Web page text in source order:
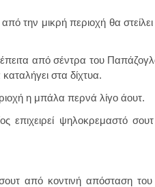
την μικρή περιοχή θα
από σέντρα του
στα δίχτυα.
η μπάλα περνά λίγο άουτ.
επιχειρεί ψηλοκρεμαστό
από κοντινή απόσταση